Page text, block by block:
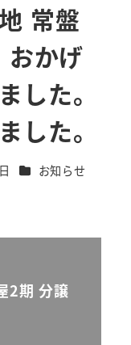
常盤
かげ
した。
した。
カテゴリー
お知らせ
2期 分譲